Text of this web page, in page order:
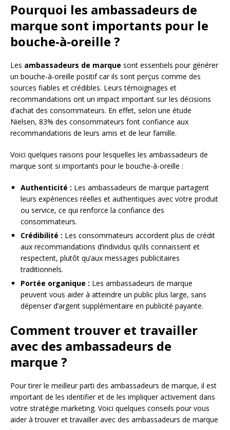
Pourquoi les ambassadeurs de
marque sont importants pour le
bouche-à-oreille ?
Les ambassadeurs de marque sont essentiels pour générer
un bouche-à-oreille positif car ils sont perçus comme des
sources fiables et crédibles. Leurs témoignages et
recommandations ont un impact important sur les décisions
d’achat des consommateurs. En effet, selon une étude
Nielsen, 83% des consommateurs font confiance aux
recommandations de leurs amis et de leur famille.
Voici quelques raisons pour lesquelles les ambassadeurs de
marque sont si importants pour le bouche-à-oreille :
Authenticité : Les ambassadeurs de marque partagent
leurs expériences réelles et authentiques avec votre produit
ou service, ce qui renforce la confiance des
consommateurs.
Crédibilité : Les consommateurs accordent plus de crédit
aux recommandations d’individus qu’ils connaissent et
respectent, plutôt qu’aux messages publicitaires
traditionnels.
Portée organique : Les ambassadeurs de marque
peuvent vous aider à atteindre un public plus large, sans
dépenser d’argent supplémentaire en publicité payante.
Comment trouver et travailler
avec des ambassadeurs de
marque ?
Pour tirer le meilleur parti des ambassadeurs de marque, il est
important de les identifier et de les impliquer activement dans
votre stratégie marketing. Voici quelques conseils pour vous
aider à trouver et travailler avec des ambassadeurs de marque